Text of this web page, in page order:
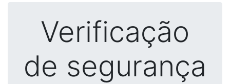
Verificação
de segurança